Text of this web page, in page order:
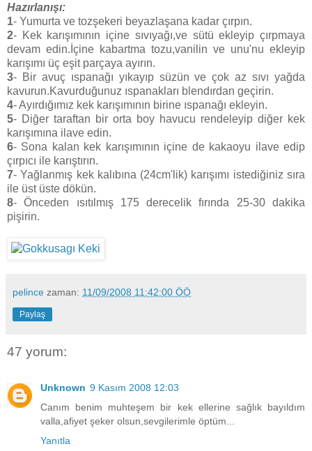
Hazırlanışı:
1- Yumurta ve tozşekeri beyazlaşana kadar çırpın.
2- Kek karışımının içine sıvıyağı,ve sütü ekleyip çırpmaya
devam edin.İçine kabartma tozu,vanilin ve unu'nu ekleyip
karışımı üç eşit parçaya ayırın.
3- Bir avuç ıspanağı yıkayıp süzün ve çok az sıvı yağda
kavurun.Kavurduğunuz ıspanakları blendırdan geçirin.
4- Ayırdığımız kek karışımının birine ıspanağı ekleyin.
5- Diğer taraftan bir orta boy havucu rendeleyip diğer kek
karışımına ilave edin.
6- Sona kalan kek karışımının içine de kakaoyu ilave edip
çırpıcı ile karıştırın.
7- Yağlanmış kek kalıbına (24cm'lik) karışımı istediğiniz sıra
ile üst üste dökün.
8- Önceden ısıtılmış 175 derecelik fırında 25-30 dakika
pişirin.
pelince zaman: 11/09/2008 11:42:00 ÖÖ
Paylaş
47 yorum:
Unknown 9 Kasım 2008 12:03
Canım benim muhteşem bir kek ellerine sağlık bayıldım
valla,afiyet şeker olsun,sevgilerimle öptüm...
Yanıtla